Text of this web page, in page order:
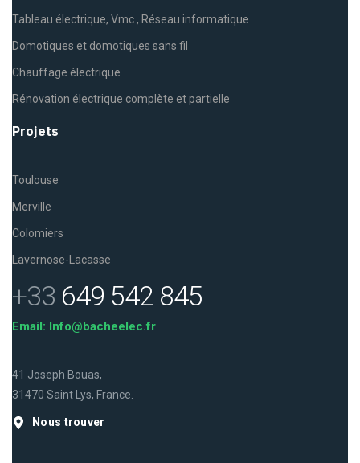
Tableau électrique, Vmc , Réseau informatique
Domotiques et domotiques sans fil
Chauffage électrique
Rénovation électrique complète et partielle
Projets
Toulouse
Merville
Colomiers
Lavernose-Lacasse
+33 649 542 845
Email: Info@bacheelec.fr
41 Joseph Bouas,
31470 Saint Lys, France.
Nous trouver